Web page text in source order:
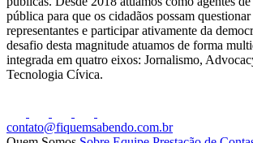
pública para que os cidadãos possam questionar
representantes e participar ativamente da
desafio desta magnitude atuamos de forma
integrada em quatro eixos: Jornalismo,
Tecnologia Cívica.
contato@fiquemsabendo.com.br